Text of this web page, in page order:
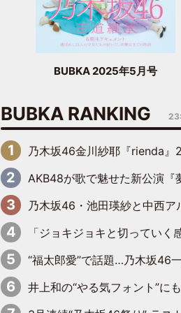
BUBKA 2025年5月号
BUBKA RANKING
乃木坂46金川紗耶『rienda』26AW LOOKモデル
AKB48が歌で魅せた新公演『夢のポップスター』 初日から全身全霊
乃木坂46・池田瑛紗と中西アルノが「真冬のかき氷」騒動で火花散らす！ 因縁の裏にあるのは、逆境をともに“凌”ぐ
「ジョキジョキと切っていく感じ」STU48中村舞、新しい挑戦は自
“福太郎愛”で話題…乃木坂46一ノ瀬美空、地元福岡『めんべい25周年トップサポーター
井上和の“やる気フォント”にも注目 乃木坂46が挑んだ書道パフォーマンス